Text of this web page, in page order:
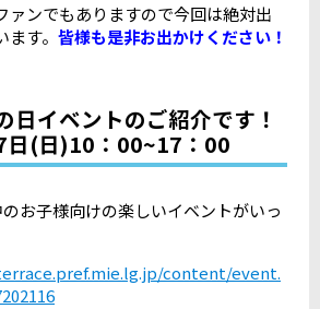
ァンでもありますので今回は絶対出
す。 皆様も是非お出かけください！
日イベントのご紹介です！
(日)10：00~17：00
お子様向けの楽しいイベントがいっ
content/event.